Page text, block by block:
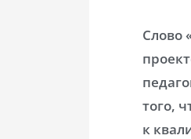
Слово
того,
к